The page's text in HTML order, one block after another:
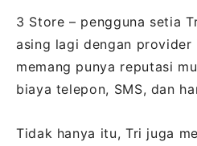
3 Store – pengguna setia
asing lagi dengan provider
memang punya reputasi
biaya telepon, SMS, dan
Tidak hanya itu, Tri juga